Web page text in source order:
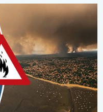
Catástrofe en